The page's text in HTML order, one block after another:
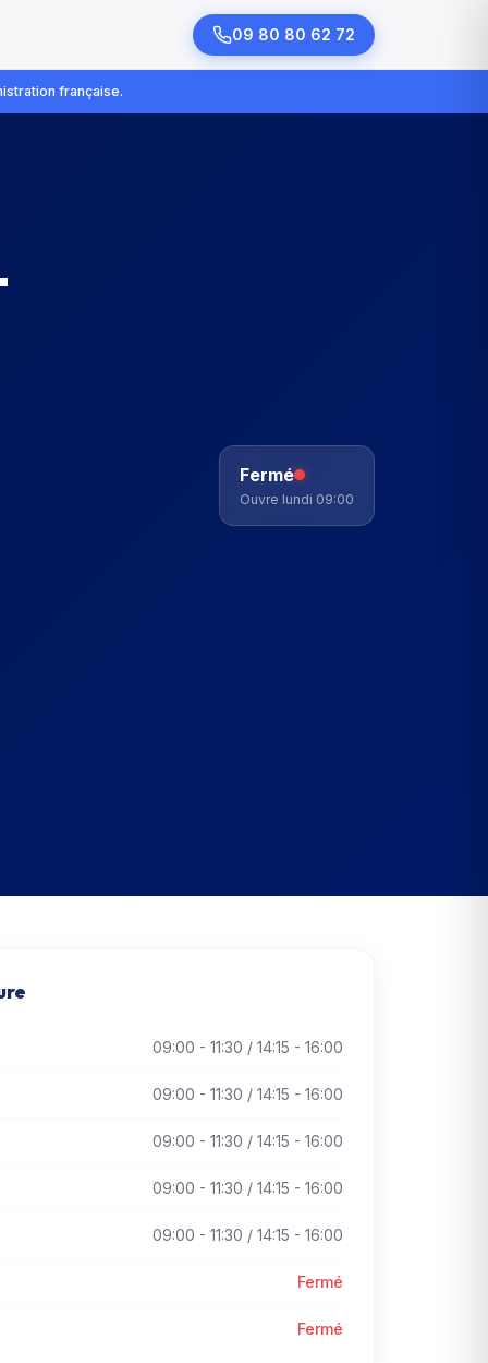
09 80 80 62 72
française.
Fermé
Ouvre lundi 09:00
09:00 - 11:30 / 14:15 - 16:00
09:00 - 11:30 / 14:15 - 16:00
09:00 - 11:30 / 14:15 - 16:00
09:00 - 11:30 / 14:15 - 16:00
09:00 - 11:30 / 14:15 - 16:00
Fermé
Fermé